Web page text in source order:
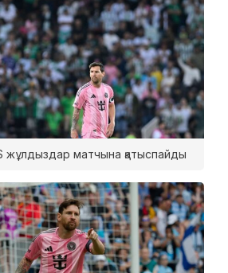
жұлдыздар матчына қатыспайды